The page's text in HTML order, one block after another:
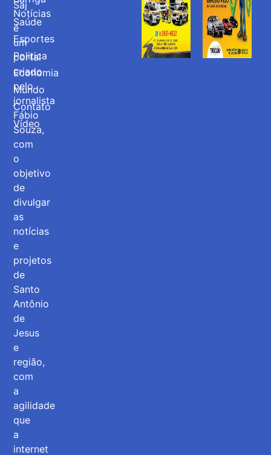
Notícias
é
um
portal
criado
pelo
jornalista
Fábio
Souza,
com
o
objetivo
de
divulgar
as
notícias
e
projetos
de
Santo
Antônio
de
Jesus
e
região,
com
a
agilidade
que
a
internet
Saj
Saúde
Esportes
Politica
Economia
Mundo
Contato
Vídeo